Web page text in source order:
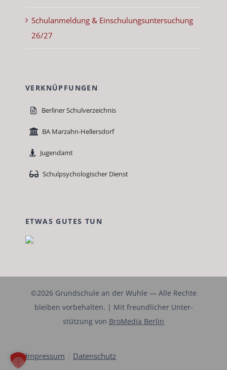
Schu­lan­mel­dung & Ein­schu­lung­sun­ter­suchung
26/27
VERKNÜPFUNGEN
Berlin­er Schul­verze­ich­nis
BA Marzahn-Hellers­dorf
Jugen­damt
Schulpsy­chol­o­gis­ch­er Dienst
ETWAS GUTES TUN
©2026 Grund­schule an der Wuh­le — Alle Rechte
bleiben vor­be­hal­ten. | Mit fre­undlich­er Unter­
stützung von Bro­Me­dia Berlin
Impres­sum Daten­schutz